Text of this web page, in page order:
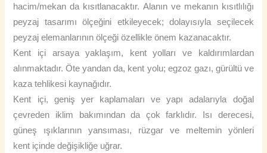
hacim/mekan da kısıtlanacaktır. Alanın ve mekanın kısıtlılığı
peyzaj tasarımı ölçeğini etkileyecek; dolayısıyla seçilecek
peyzaj elemanlarının ölçeği özellikle önem kazanacaktır.
Kent içi arsaya yaklaşım, kent yolları ve kaldırımlardan
alınmaktadır. Öte yandan da, kent yolu; egzoz gazı, gürültü ve
kaza tehlikesi kaynağıdır.
Kent içi, geniş yer kaplamaları ve yapı adalarıyla doğal
çevreden iklim bakımından da çok farklıdır. Isı derecesi,
güneş ışıklarının yansıması, rüzgar ve meltemin yönleri
kent içinde değişikliğe uğrar.